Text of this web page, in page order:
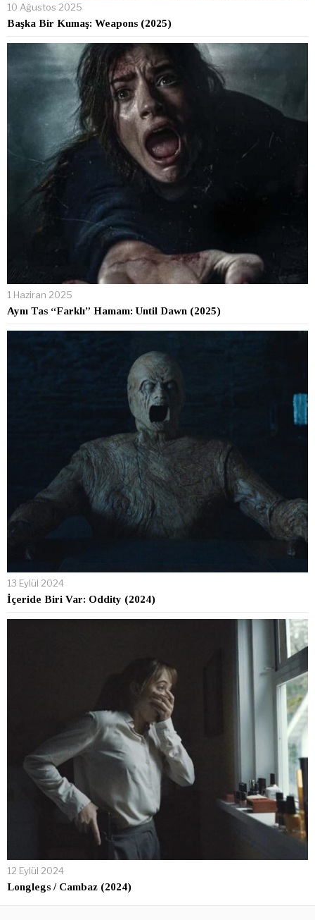
10 Ağustos 2025
Başka Bir Kumaş: Weapons (2025)
1 Haziran 2025
Aynı Tas “Farklı” Hamam: Until Dawn (2025)
13 Eylül 2024
İçeride Biri Var: Oddity (2024)
12 Eylül 2024
Longlegs / Cambaz (2024)